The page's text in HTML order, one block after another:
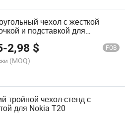
чехол с жесткой
и подставкой для
под разными углами для
Pad 10.4
-2,98 $ FOB
(MOQ)
тройной чехол-стенд с
для Nokia T20